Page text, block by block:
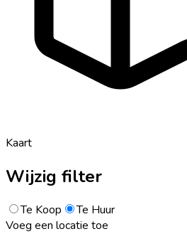
Kaart
Wijzig filter
Te Koop
Te Huur
Voeg een locatie toe